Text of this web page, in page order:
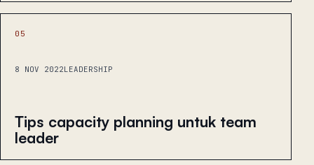
05
8 NOV 2022LEADERSHIP
Tips capacity planning untuk team
leader